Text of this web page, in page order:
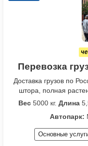
Перевозка
Доставка грузов по
штора, полная
Вес 5000 кг. Длина
Автопарк:
Основные